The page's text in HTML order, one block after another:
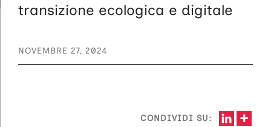
transizione ecologica e digitale
NOVEMBRE 27, 2024
CONDIVIDI SU: